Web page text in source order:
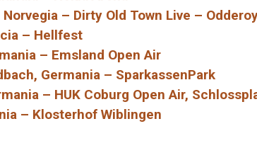
– Dirty Old Town Live –
– Hellfest
– Emsland Open Air
Germania – SparkassenPark
– HUK Coburg Open Air,
– Klosterhof Wiblingen